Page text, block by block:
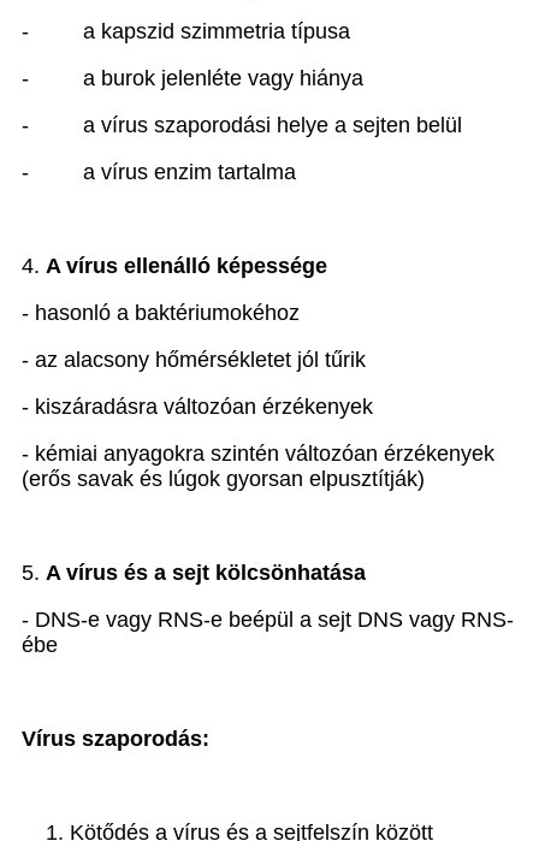
-
a kapszid szimmetria típusa
-
a burok jelenléte vagy hiánya
-
a vírus szaporodási helye a sejten belül
-
a vírus enzim tartalma
4. Avírus ellenálló képessége
- hasonló a baktériumokéhoz
- az alacsony hőmérsékletet jól tűrik
- kiszáradásra változóan érzékenyek
- kémiai anyagokra szintén változóan érzékenyek
(erős savak és lúgok gyorsan elpusztítják)
5. Avírus és a sejt kölcsönhatása
- DNS-e vagy RNS-e beépül a sejt DNS vagy RNS-
ébe
Vírus szaporodás:
Kötődés a vírus és a sejtfelszín között